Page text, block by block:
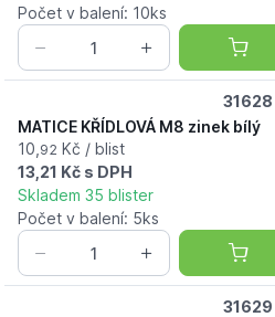
Počet v balení: 10ks
31628
MATICE KŘÍDLOVÁ M8 zinek bílý
10, 92 Kč / blist
13,21 Kč s DPH
Skladem 35 blister
Počet v balení: 5ks
31629